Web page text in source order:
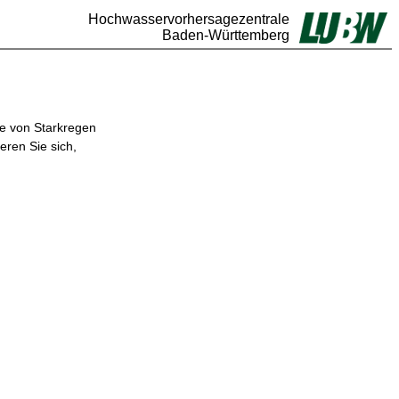
Hochwasservorhersagezentrale
Baden-Württemberg
von Starkregen
Sie sich,